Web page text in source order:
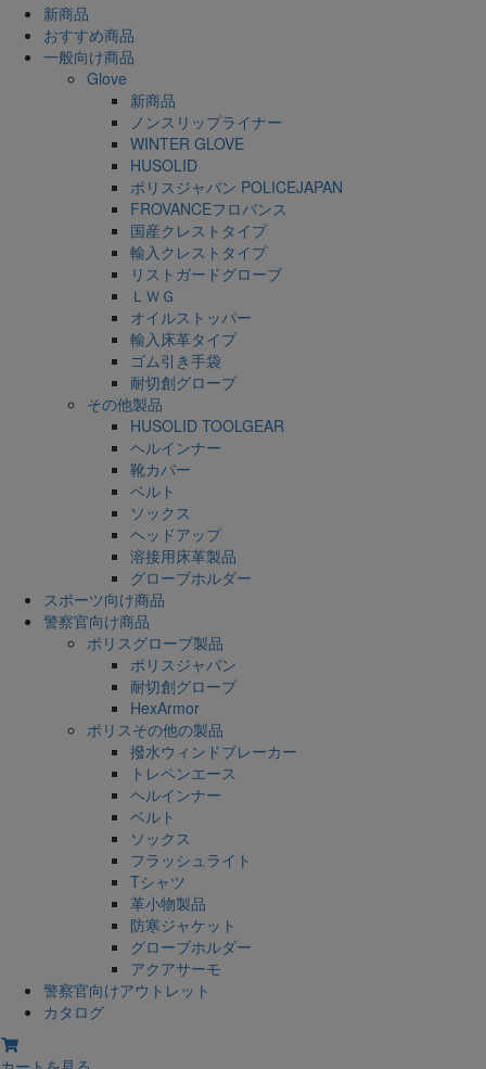
新商品
おすすめ商品
一般向け商品
Glove
新商品
ノンスリップライナー
WINTER GLOVE
HUSOLID
ポリスジャパン POLICEJAPAN
FROVANCEフロバンス
国産クレストタイプ
輸入クレストタイプ
リストガードグローブ
ＬＷＧ
オイルストッパー
輸入床革タイプ
ゴム引き手袋
耐切創グローブ
その他製品
HUSOLID TOOLGEAR
ヘルインナー
靴カバー
ベルト
ソックス
ヘッドアップ
溶接用床革製品
グローブホルダー
スポーツ向け商品
警察官向け商品
ポリスグローブ製品
ポリスジャパン
耐切創グローブ
HexArmor
ポリスその他の製品
撥水ウィンドブレーカー
トレペンエース
ヘルインナー
ベルト
ソックス
フラッシュライト
Tシャツ
革小物製品
防寒ジャケット
グローブホルダー
アクアサーモ
警察官向けアウトレット
カタログ